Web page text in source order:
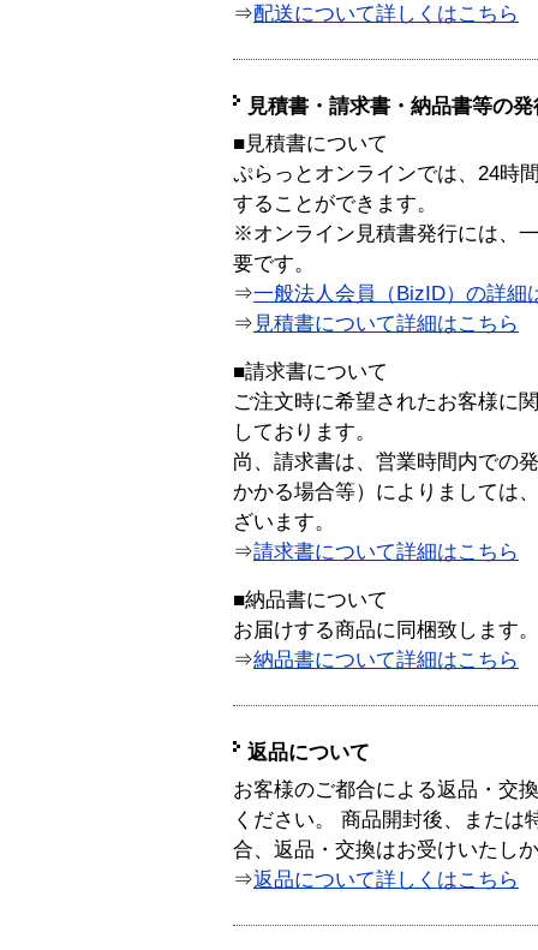
⇒配送について詳しくはこちら
見積書・請求書・納品書等の
■見積書について
ぷらっとオンラインでは、24時
することができます。
※オンライン見積書発行には、
要です。
⇒一般法人会員（BizID）の詳細
⇒ 見積書について詳細はこちら
■請求書について
ご注文時に希望されたお客様に
しております。
尚、請求書は、営業時間内での
かかる場合等）によりましては
ざいます。
⇒請求書について詳細はこちら
■納品書について
お届けする商品に同梱致します。
⇒納品書について詳細はこちら
返品について
お客様のご都合による返品・交
ください。 商品開封後、または
合、返品・交換はお受けいたし
⇒返品について詳しくはこちら